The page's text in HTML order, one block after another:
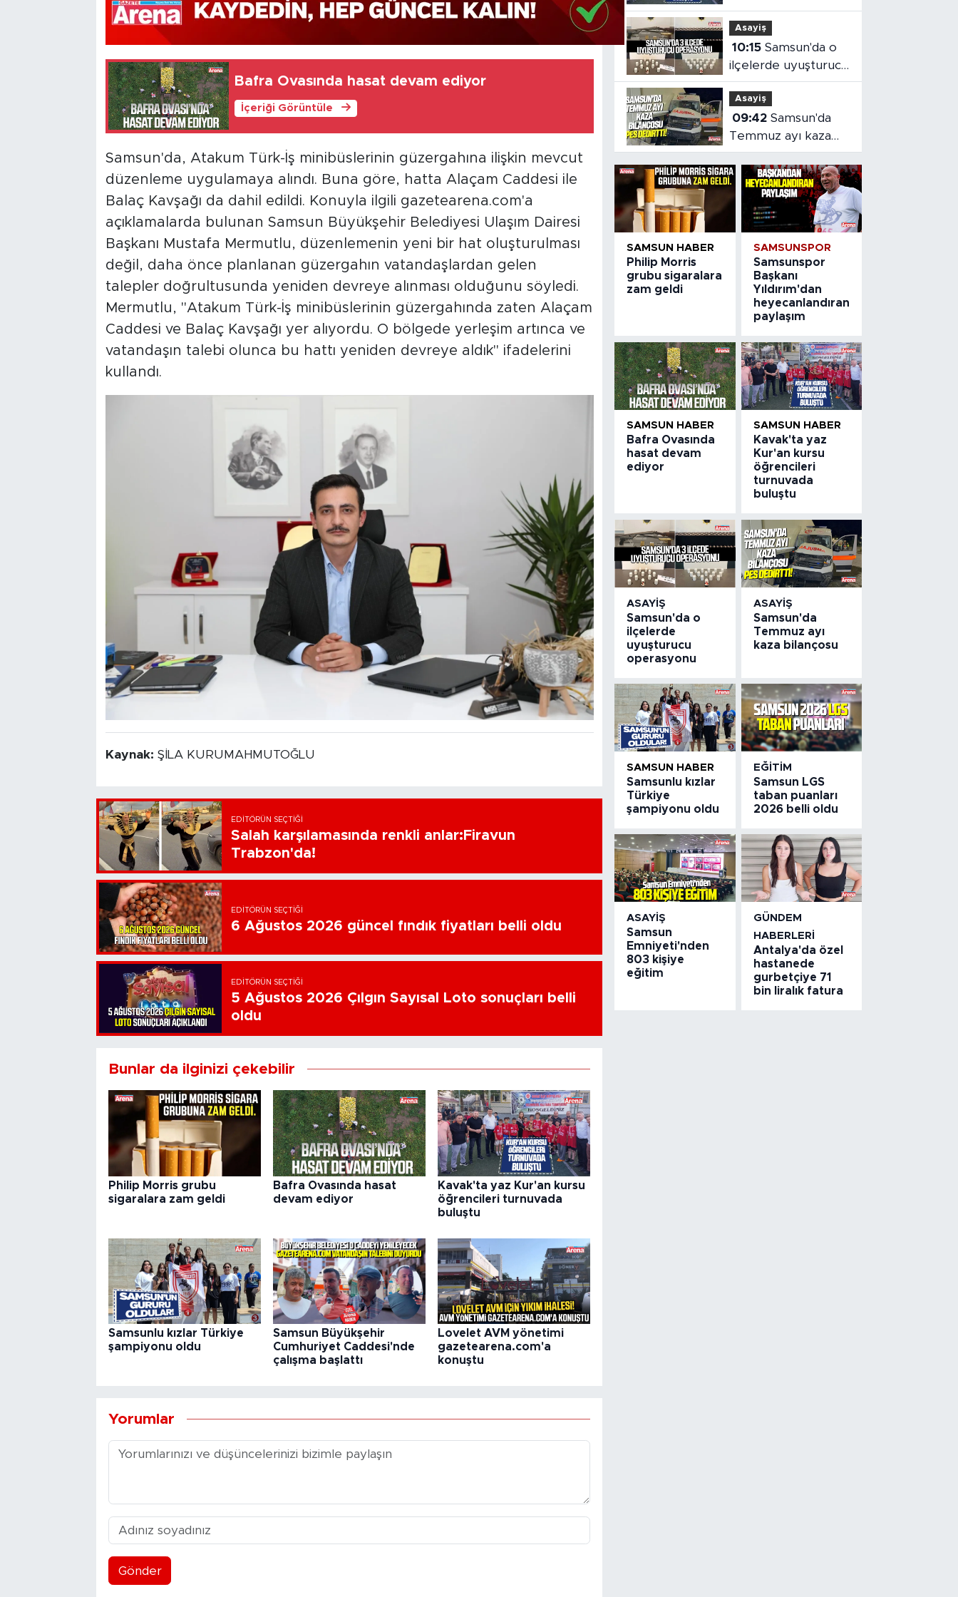
Bafra Ovasında hasat devam ediyor
İçeriği Görüntüle
Samsun'da, Atakum Türk-İş minibüslerinin güzergahına ilişkin mevcut
düzenleme uygulamaya alındı. Buna göre, hatta Alaçam Caddesi ile
Balaç Kavşağı da dahil edildi. Konuyla ilgili gazetearena.com'a
açıklamalarda bulunan Samsun Büyükşehir Belediyesi Ulaşım Dairesi
Başkanı Mustafa Mermutlu, düzenlemenin yeni bir hat oluşturulması
değil, daha önce planlanan güzergahın vatandaşlardan gelen
talepler doğrultusunda yeniden devreye alınması olduğunu söyledi.
Mermutlu, "Atakum Türk-İş minibüslerinin güzergahında zaten Alaçam
Caddesi ve Balaç Kavşağı yer alıyordu. O bölgede yerleşim artınca ve
vatandaşın talebi olunca bu hattı yeniden devreye aldık" ifadelerini
kullandı.
Kaynak: ŞİLA KURUMAHMUTOĞLU
EDITÖRÜN SEÇTIĞI
Salah karşılamasında renkli anlar:Firavun
Trabzon'da!
EDITÖRÜN SEÇTIĞI
6 Ağustos 2026 güncel fındık fiyatları belli oldu
EDITÖRÜN SEÇTIĞI
5 Ağustos 2026 Çılgın Sayısal Loto sonuçları belli
oldu
Bunlar da ilginizi çekebilir
Philip Morris grubu
sigaralara zam geldi
Bafra Ovasında hasat
devam ediyor
Kavak'ta yaz Kur'an kursu
öğrencileri turnuvada
buluştu
Samsunlu kızlar Türkiye
şampiyonu oldu
Samsun Büyükşehir
Cumhuriyet Caddesi'nde
çalışma başlattı
Lovelet AVM yönetimi
gazetearena.com'a
konuştu
Yorumlar
Gönder
öğrencileri
turnuvada buluştu
Asayiş
10:15 Samsun'da o
ilçelerde uyuşturucu
operasyonu
Asayiş
09:42 Samsun'da
Temmuz ayı kaza
bilançosu
SAMSUN HABER
Philip Morris
grubu sigaralara
zam geldi
SAMSUNSPOR
Samsunspor
Başkanı
Yıldırım'dan
heyecanlandıran
paylaşım
SAMSUN HABER
Bafra Ovasında
hasat devam
ediyor
SAMSUN HABER
Kavak'ta yaz
Kur'an kursu
öğrencileri
turnuvada
buluştu
ASAYIŞ
Samsun'da o
ilçelerde
uyuşturucu
operasyonu
ASAYIŞ
Samsun'da
Temmuz ayı
kaza bilançosu
SAMSUN HABER
Samsunlu kızlar
Türkiye
şampiyonu oldu
EĞITIM
Samsun LGS
taban puanları
2026 belli oldu
ASAYIŞ
Samsun
Emniyeti'nden
803 kişiye
eğitim
GÜNDEM
HABERLERI
Antalya'da özel
hastanede
gurbetçiye 71
bin liralık fatura